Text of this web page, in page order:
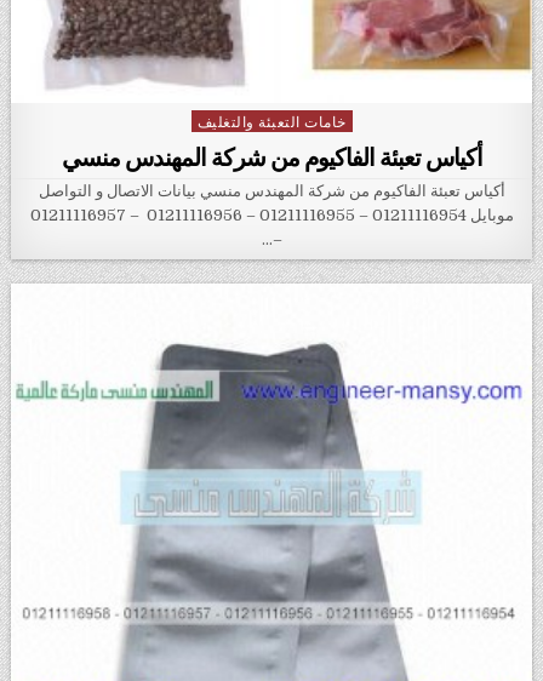
Posted in
خامات التعبئة والتغليف
أكياس تعبئة الفاكيوم من شركة المهندس منسي
أكياس تعبئة الفاكيوم من شركة المهندس منسي بيانات الاتصال و التواصل
موبايل 01211116954 – 01211116955 – 01211116956 – 01211116957
–…